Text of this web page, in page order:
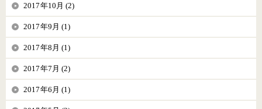
2017年10月 (2)
2017年9月 (1)
2017年8月 (1)
2017年7月 (2)
2017年6月 (1)